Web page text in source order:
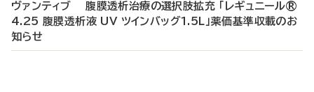
ヴァンティブ 腹膜透析治療の選択肢拡充 「レギュニール®
4.25 腹膜透析液 UV ツインバッグ1.5L」薬価基準収載のお
知らせ